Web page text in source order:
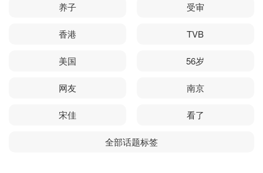
养子 受审
香港 TVB
美国 56岁
网友 南京
宋佳 看了
全部话题标签